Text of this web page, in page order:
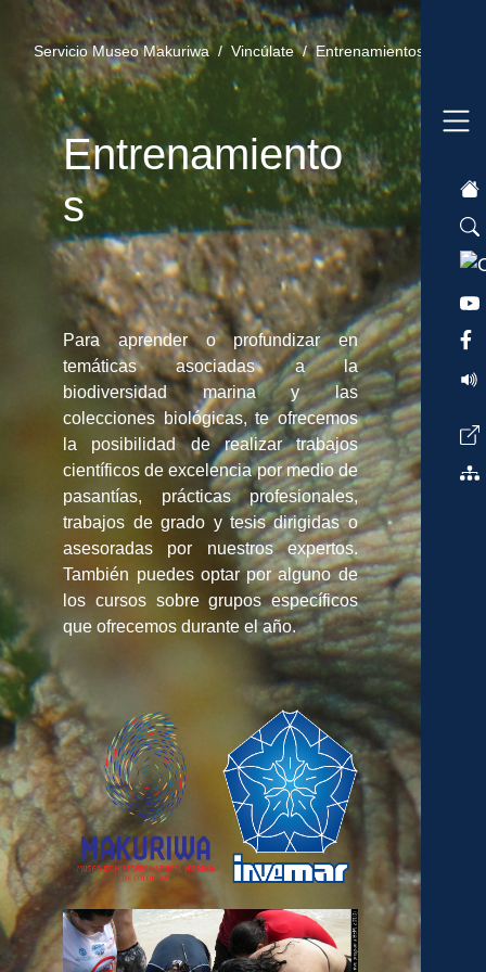
Servicio Museo Makuriwa /Vincúlate /Entrenamientos /
Entrenamiento
s
Para aprender o profundizar en
temáticas asociadas a la
biodiversidad marina y las
colecciones biológicas, te ofrecemos
la posibilidad de realizar trabajos
científicos de excelencia por medio de
pasantías, prácticas profesionales,
trabajos de grado y tesis dirigidas o
asesoradas por nuestros expertos.
También puedes optar por alguno de
los cursos sobre grupos específicos
que ofrecemos durante el año.